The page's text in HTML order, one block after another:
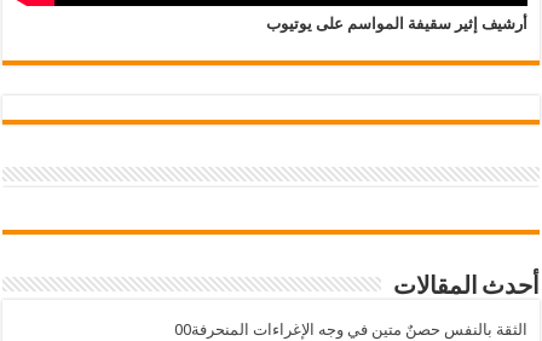
أرشيف إثير سقيفة المواسم على يوتيوب
أحدث المقالات
الثقة بالنفس حصنٌ متين في وجه الإغراءات المنحرفة00